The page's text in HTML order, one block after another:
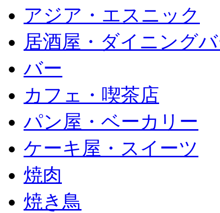
アジア・エスニック
居酒屋・ダイニング
バー
カフェ・喫茶店
パン屋・ベーカリー
ケーキ屋・スイーツ
焼肉
焼き鳥